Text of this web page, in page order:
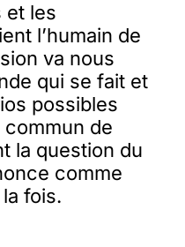
et les
l’humain de
va nous
qui se fait et
possibles
commun de
la question du
comme
fois.